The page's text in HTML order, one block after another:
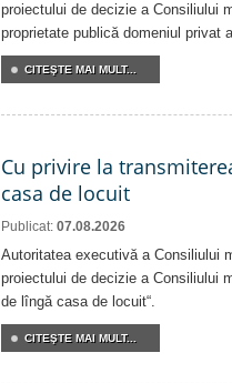
proiectului de decizie a Consiliului
proprietate publică domeniul privat
CITEŞTE MAI MULT...
Cu privire la
casa de locuit
Publicat: 07.08.2026
Autoritatea executivă a Consiliului
proiectului de decizie a Consiliului
de lîngă casa de locuit“.
CITEŞTE MAI MULT...